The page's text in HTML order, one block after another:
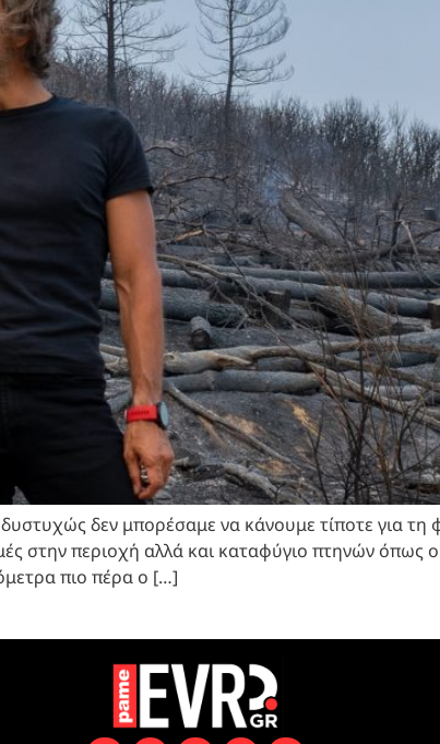
δεν μπορέσαμε να κάνουμε τίποτε για
στην περιοχή αλλά και καταφύγιο πτηνών
πιο πέρα ο […]